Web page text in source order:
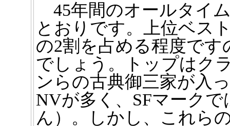
45年間のオールタイ
とおりです。上位ベス
の2割を占める程度で
でしょう。トップはク
ンらの古典御三家が入
NVが多く、SFマーク
ん）。しかし、これら